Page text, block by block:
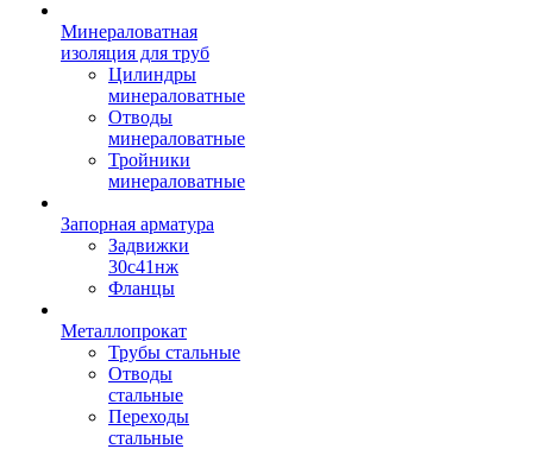
Минераловатная
изоляция для труб
Цилиндры
минераловатные
Отводы
минераловатные
Тройники
минераловатные
Запорная арматура
Задвижки
30с41нж
Фланцы
Металлопрокат
Трубы стальные
Отводы
стальные
Переходы
стальные